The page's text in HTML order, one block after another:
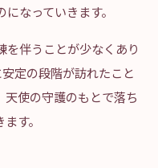
なっていきます。
を伴うことが少なくあり
定の段階が訪れたこと
使の守護のもとで落ち
す。